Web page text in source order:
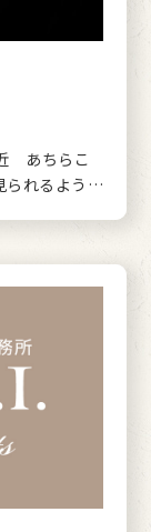
あちらこ
られるよう…